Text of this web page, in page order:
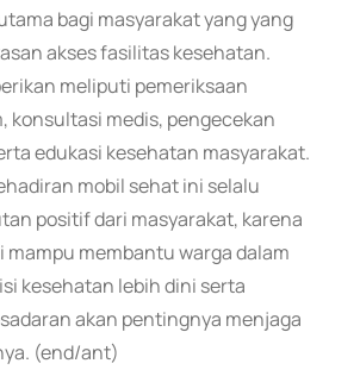
bagi masyarakat yang yang
akses fasilitas kesehatan.
meliputi pemeriksaan
konsultasi medis, pengecekan
edukasi kesehatan masyarakat.
mobil sehat ini selalu
positif dari masyarakat, karena
mampu membantu warga dalam
kesehatan lebih dini serta
akan pentingnya menjaga
(end/ant)